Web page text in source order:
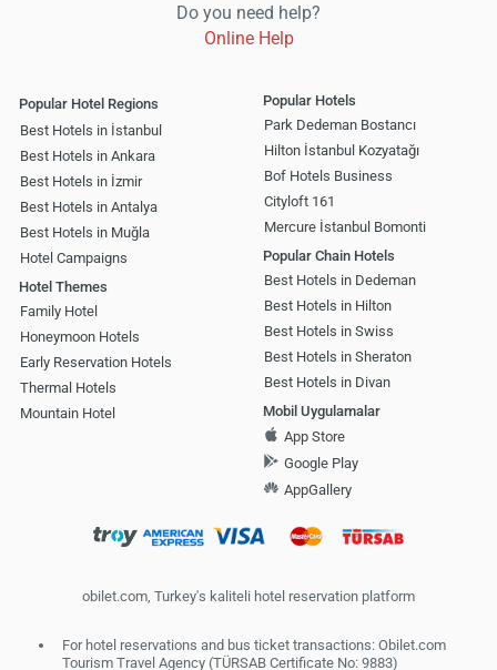
Do you need help?
Online Help
Popular Hotel Regions
Best Hotels in İstanbul
Best Hotels in Ankara
Best Hotels in İzmir
Best Hotels in Antalya
Best Hotels in Muğla
Hotel Campaigns
Hotel Themes
Family Hotel
Honeymoon Hotels
Early Reservation Hotels
Thermal Hotels
Mountain Hotel
Popular Hotels
Park Dedeman Bostancı
Hilton İstanbul Kozyatağı
Bof Hotels Business
Cityloft 161
Mercure İstanbul Bomonti
Popular Chain Hotels
Best Hotels in Dedeman
Best Hotels in Hilton
Best Hotels in Swiss
Best Hotels in Sheraton
Best Hotels in Divan
Mobil Uygulamalar
App Store
Google Play
AppGallery
obilet.com, Turkey's kaliteli hotel reservation platform
For hotel reservations and bus ticket transactions: Obilet.com
Tourism Travel Agency (TÜRSAB Certificate No: 9883)